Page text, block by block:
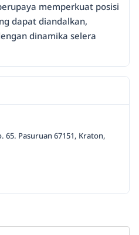
memperkuat posisi
dapat diandalkan,
dinamika selera
65. Pasuruan 67151, Kraton,